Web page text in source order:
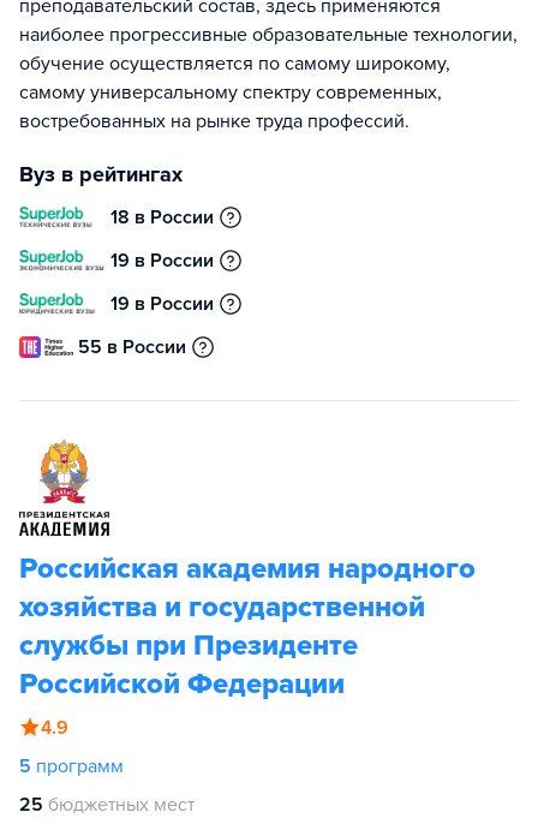
преподавательский состав, здесь применяются
наиболее прогрессивные образовательные технологии,
обучение осуществляется по самому широкому,
самому универсальному спектру современных,
востребованных на рынке труда профессий.
Вуз в рейтингах
18 в России
19 в России
19 в России
55 в России
Российская академия народного
хозяйства и государственной
службы при Президенте
Российской Федерации
4.9
5 программ
25 бюджетных мест